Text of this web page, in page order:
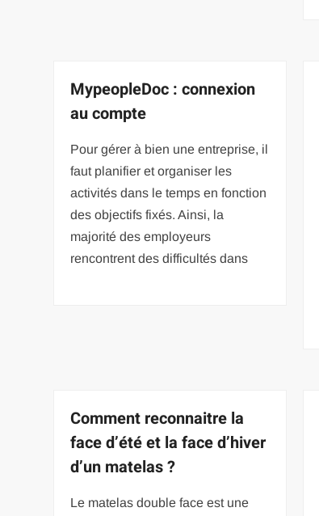
MypeopleDoc : connexion
au compte
Pour gérer à bien une entreprise, il
faut planifier et organiser les
activités dans le temps en fonction
des objectifs fixés. Ainsi, la
majorité des employeurs
rencontrent des difficultés dans
Comment reconnaitre la
face d’été et la face d’hiver
d’un matelas ?
Le matelas double face est une